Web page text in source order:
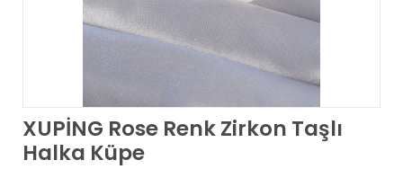
XUPİNG Rose Renk Zirkon Taşlı
Halka Küpe